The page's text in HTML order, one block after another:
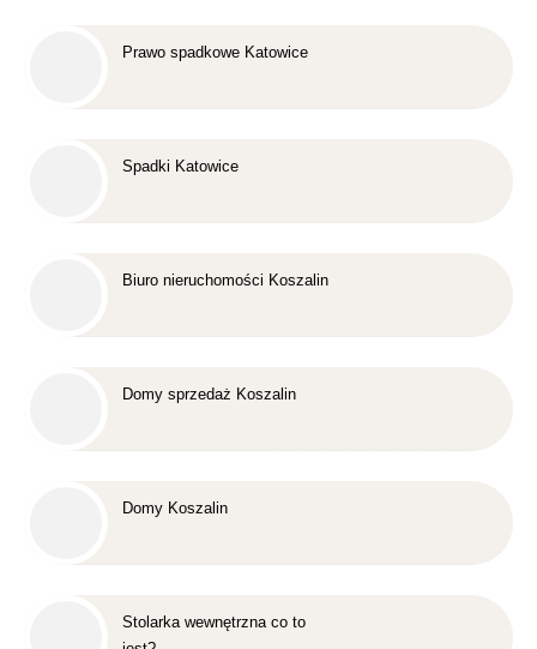
Prawo spadkowe Katowice
Spadki Katowice
Biuro nieruchomości Koszalin
Domy sprzedaż Koszalin
Domy Koszalin
Stolarka wewnętrzna co to